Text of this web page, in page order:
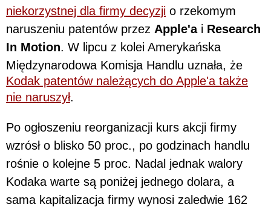
niekorzystnej dla firmy decyzji o rzekomym
naruszeniu patentów przez Apple'ai Research
In Motion. W lipcu z kolei Amerykańska
Międzynarodowa Komisja Handlu uznała, że
Kodak patentów należących do Apple'a także
nie naruszył.
Po ogłoszeniu reorganizacji kurs akcji firmy
wzrósł o blisko 50 proc., po godzinach handlu
rośnie o kolejne 5 proc. Nadal jednak walory
Kodaka warte są poniżej jednego dolara, a
sama kapitalizacja firmy wynosi zaledwie 162